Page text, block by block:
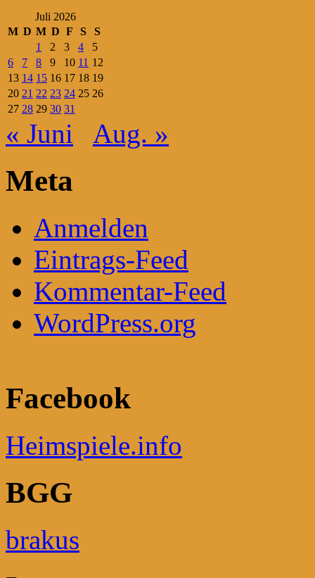
Juli 2026
M D M D F S
S
1
2 3 4
5
6
7 8 9 10 11 12
13 14 15 16 17 18 19
20 21 22 23 24 25 26
27 28 29 30 31
« Juni Aug. »
Meta
Anmelden
Eintrags-Feed
Kommentar-Feed
WordPress.org
Facebook
Heimspiele.info
BGG
brakus